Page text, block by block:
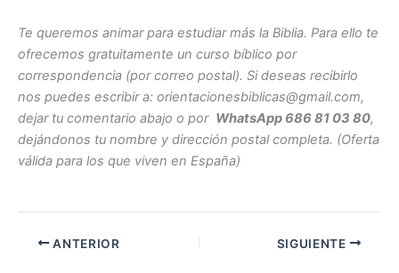
Te queremos animar para estudiar más la Biblia. Para ello te
ofrecemos gratuitamente un curso bíblico por
correspondencia (por correo postal). Si deseas recibirlo
nos puedes escribir a: orientacionesbiblicas@gmail.com,
dejar tu comentario abajo o por WhatsApp 686 81 03 80,
dejándonos tu nombre y dirección postal completa. (Oferta
válida para los que viven en España)
ANTERIOR SIGUIENTE